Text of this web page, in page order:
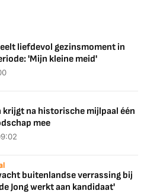
liefdevol gezinsmoment in
'Mijn kleine meid'
krijgt na historische mijlpaal één
mee
buitenlandse verrassing bij
Jong werkt aan kandidaat'